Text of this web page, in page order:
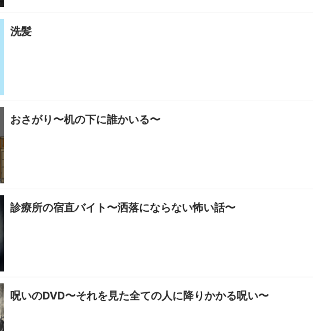
洗髪
おさがり〜机の下に誰かいる〜
診療所の宿直バイト〜洒落にならない怖い話〜
呪いのDVD〜それを見た全ての人に降りかかる呪い〜